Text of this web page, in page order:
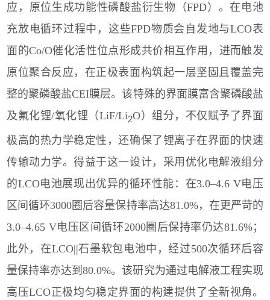
应，原位生成功能性磷酸盐衍生物（FPD）。在电池
充放电循环过程中，这些FPD物质会自发地与LCO表
面的Co/O催化活性位点形成共价相互作用，进而触发
原位聚合反应，在正极表面构筑起一层坚固且覆盖完
整的聚磷酸盐CEI膜层。该特殊的界面膜富含聚磷酸盐
及氟化锂/氧化锂（LiF/Li2O）组分，不仅赋予了界面
极高的热力学稳定性，还确保了锂离子在界面的快速
传输动力学。得益于这一设计，采用优化电解液组分
的LCO电池展现出优异的循环性能：在3.0–4.6 V电压
区间循环3000圈后容量保持率高达81.0%，在更严苛的
3.0–4.65 V电压区间循环2000圈后保持率仍达81.6%；
此外，在LCO||石墨软包电池中，经过500次循环后容
量保持率亦达到80.0%。该研究为通过电解液工程实现
高压LCO正极均匀稳定界面的构建提供了全新视角。